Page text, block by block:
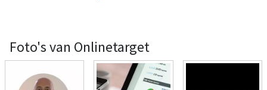
Foto's van Onlinetarget